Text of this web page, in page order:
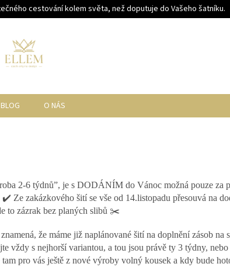
cestování kolem světa, než doputuje do Vašeho šatníku.
BLOG O NÁS
2-6 týdnů”, je s DODÁNÍM do Vánoc možná pouze za
Ze zakázkového šití se vše od 14.listopadu přesouvá na
to zázrak bez planých slibů ✂️
že máme již naplánované šití na doplnění zásob na
vždy s nejhorší variantou, a tou jsou právě ty 3 týdny,
pro vás ještě z nové výroby volný kousek a kdy bude